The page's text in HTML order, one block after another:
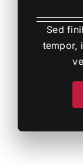
Sed
tempor,